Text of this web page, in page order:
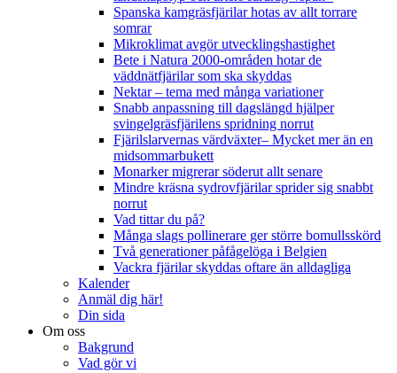
Spanska kamgräsfjärilar hotas av allt torrare
somrar
Mikroklimat avgör utvecklingshastighet
Bete i Natura 2000-områden hotar de
väddnätfjärilar som ska skyddas
Nektar – tema med många variationer
Snabb anpassning till dagslängd hjälper
svingelgräsfjärilens spridning norrut
Fjärilslarvernas värdväxter– Mycket mer än en
midsommarbukett
Monarker migrerar söderut allt senare
Mindre kräsna sydrovfjärilar sprider sig snabbt
norrut
Vad tittar du på?
Många slags pollinerare ger större bomullsskörd
Två generationer påfågelöga i Belgien
Vackra fjärilar skyddas oftare än alldagliga
Kalender
Anmäl dig här!
Din sida
Om oss
Bakgrund
Vad gör vi